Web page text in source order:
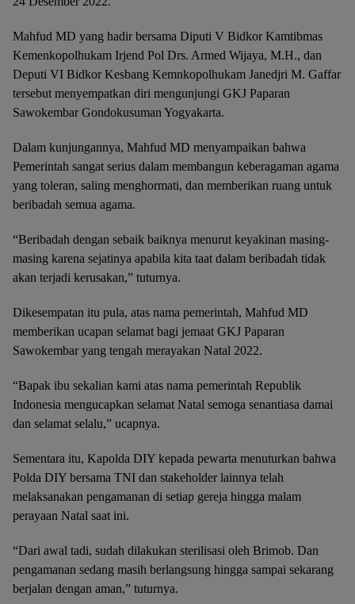
Mahfud MD yang hadir bersama Diputi V Bidkor Kamtibmas
Kemenkopolhukam Irjend Pol Drs. Armed Wijaya, M.H., dan
Deputi VI Bidkor Kesbang Kemnkopolhukam Janedjri M. Gaffar
tersebut menyempatkan diri mengunjungi GKJ Paparan
Sawokembar Gondokusuman Yogyakarta.
Dalam kunjungannya, Mahfud MD menyampaikan bahwa
Pemerintah sangat serius dalam membangun keberagaman agama
yang toleran, saling menghormati, dan memberikan ruang untuk
beribadah semua agama.
“Beribadah dengan sebaik baiknya menurut keyakinan masing-
masing karena sejatinya apabila kita taat dalam beribadah tidak
akan terjadi kerusakan,” tuturnya.
Dikesempatan itu pula, atas nama pemerintah, Mahfud MD
memberikan ucapan selamat bagi jemaat GKJ Paparan
Sawokembar yang tengah merayakan Natal 2022.
“Bapak ibu sekalian kami atas nama pemerintah Republik
Indonesia mengucapkan selamat Natal semoga senantiasa damai
dan selamat selalu,” ucapnya.
Sementara itu, Kapolda DIY kepada pewarta menuturkan bahwa
Polda DIY bersama TNI dan stakeholder lainnya telah
melaksanakan pengamanan di setiap gereja hingga malam
perayaan Natal saat ini.
“Dari awal tadi, sudah dilakukan sterilisasi oleh Brimob. Dan
pengamanan sedang masih berlangsung hingga sampai sekarang
berjalan dengan aman,” tuturnya.